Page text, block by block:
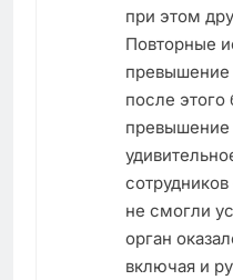
при этом
Повторные
превышение
после
превышение
не смогли
орган
включая и